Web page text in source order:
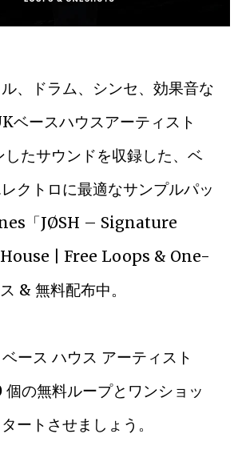
、ドラム、シンセ、効果音な
ベースハウスアーティスト
たサウンドを収録した、ベ
クトロに最適なサンプルパッ
「JØSH – Signature
| Free Loops & One-
& 無料配布中。
ース ハウス アーティスト
の無料ループとワンショッ
ートさせましょう。